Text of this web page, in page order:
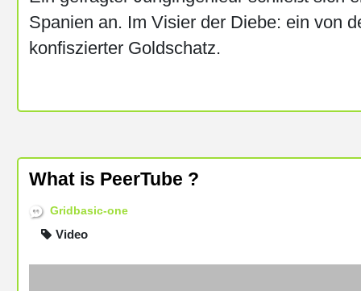
Spanien an. Im Visier der Diebe: ein von
konfiszierter Goldschatz.
What is PeerTube ?
Gridbasic-one
Video